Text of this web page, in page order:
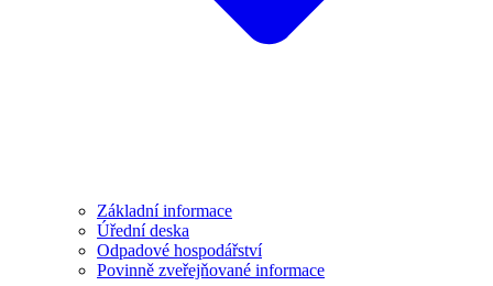
Základní informace
Úřední deska
Odpadové hospodářství
Povinně zveřejňované informace